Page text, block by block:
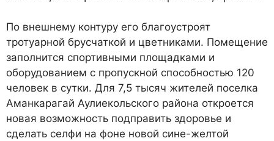
По внешнему контуру его благоустроят
тротуарной брусчаткой и цветниками. Помещение
заполнится спортивными площадками и
оборудованием с пропускной способностью 120
человек в сутки. Для 7,5 тысяч жителей поселка
Аманкарагай Аулиекольского района откроется
новая возможность подправить здоровье и
сделать селфи на фоне новой сине-желтой